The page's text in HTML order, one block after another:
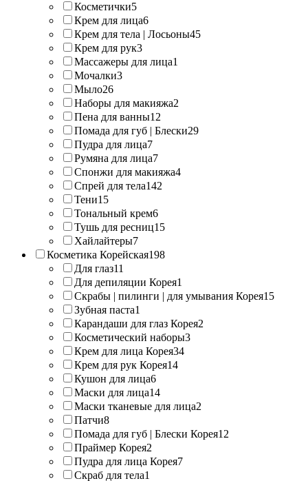
Косметички5
Крем для лица6
Крем для тела | Лосьоны45
Крем для рук3
Массажеры для лица1
Мочалки3
Мыло26
Наборы для макияжа2
Пена для ванны12
Помада для губ | Блески29
Пудра для лица7
Румяна для лица7
Спонжи для макияжа4
Спрей для тела142
Тени15
Тональный крем6
Тушь для ресниц15
Хайлайтеры7
Косметика Корейская198
Для глаз11
Для депиляции Корея1
Скрабы | пилинги | для умывания Корея15
Зубная паста1
Карандаши для глаз Корея2
Косметический наборы3
Крем для лица Корея34
Крем для рук Корея14
Кушон для лица6
Маски для лица14
Маски тканевые для лица2
Патчи8
Помада для губ | Блески Корея12
Праймер Корея2
Пудра для лица Корея7
Скраб для тела1